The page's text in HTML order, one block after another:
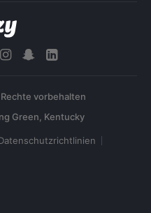
vorbehalten